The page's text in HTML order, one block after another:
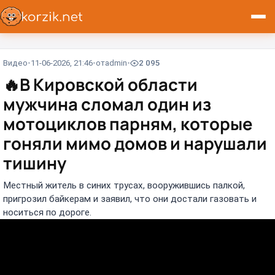
Видео 11-06-2026, 21:46 отadmin 2 095
🔥В Кировской области
мужчина сломал один из
мотоциклов парням, которые
гоняли мимо домов и нарушали
тишину
Местный житель в синих трусах, вооружившись палкой,
пригрозил байкерам и заявил, что они достали газовать и
носиться по дороге.